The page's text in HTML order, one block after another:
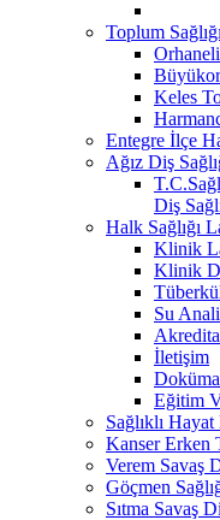
Toplum
Keles
Entegre İlçe
Ağız Diş
Diş
Halk Sağlığı
Klinik
Klinik
Su
İletişim
Eğitim
Sağlıklı
Kanser Erken
Verem Savaş
Göçmen
Sıtma Savaş